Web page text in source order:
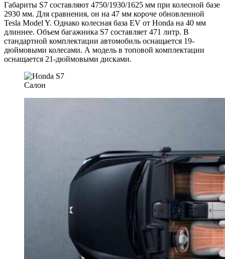
Габариты S7 составляют 4750/1930/1625 мм при колесной базе
2930 мм. Для сравнения, он на 47 мм короче обновленной
Tesla Model Y. Однако колесная база EV от Honda на 40 мм
длиннее. Объем багажника S7 составляет 471 литр. В
стандартной комплектации автомобиль оснащается 19-
дюймовыми колесами. А модель в топовой комплектации
оснащается 21-дюймовыми дисками.
Салон